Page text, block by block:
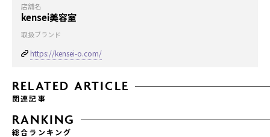
店舗名
kensei美容室
取扱ブランド
https://kensei-o.com/
RELATED ARTICLE
関連記事
RANKING
総合ランキング